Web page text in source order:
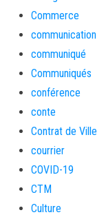
Commerce
communication
communiqué
Communiqués
conférence
conte
Contrat de Ville
courrier
COVID-19
CTM
Culture